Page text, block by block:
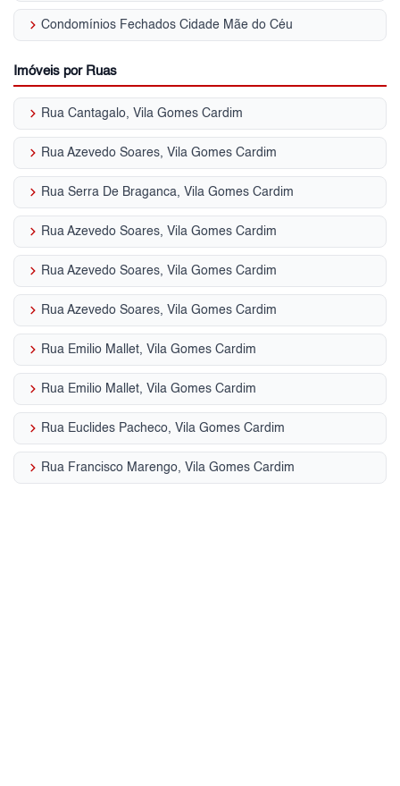
keyboard_arrow_right Condomínios Fechados Cidade Mãe do Céu
Imóveis por Ruas
keyboard_arrow_right Rua Cantagalo, Vila Gomes Cardim
keyboard_arrow_right Rua Azevedo Soares, Vila Gomes Cardim
keyboard_arrow_right Rua Serra De Braganca, Vila Gomes Cardim
keyboard_arrow_right Rua Azevedo Soares, Vila Gomes Cardim
keyboard_arrow_right Rua Azevedo Soares, Vila Gomes Cardim
keyboard_arrow_right Rua Azevedo Soares, Vila Gomes Cardim
keyboard_arrow_right Rua Emilio Mallet, Vila Gomes Cardim
keyboard_arrow_right Rua Emilio Mallet, Vila Gomes Cardim
keyboard_arrow_right Rua Euclides Pacheco, Vila Gomes Cardim
keyboard_arrow_right Rua Francisco Marengo, Vila Gomes Cardim